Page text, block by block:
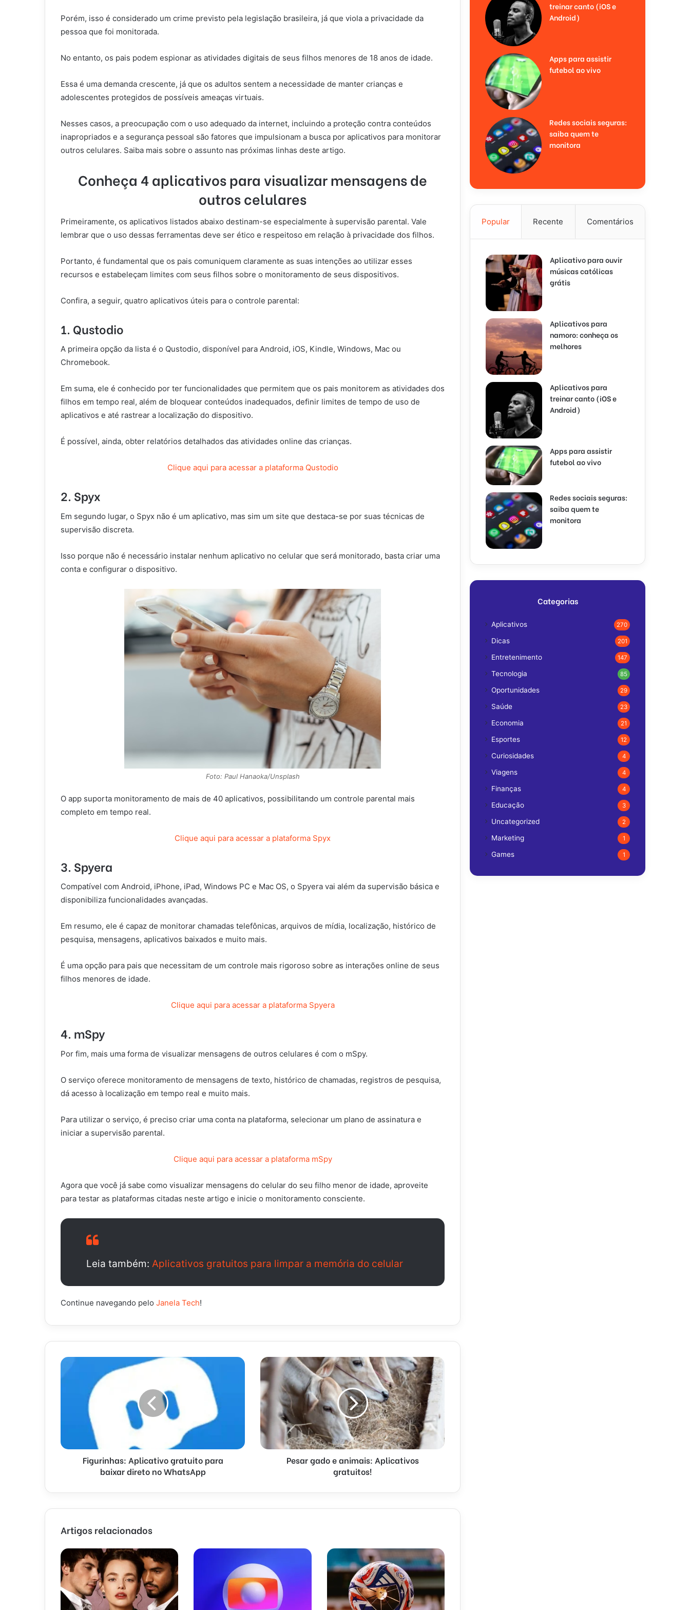
Porém, isso é considerado um crime previsto pela legislação brasileira, já que viola a privacidade da
pessoa que foi monitorada.
No entanto, os pais podem espionar as atividades digitais de seus filhos menores de 18 anos de idade.
Essa é uma demanda crescente, já que os adultos sentem a necessidade de manter crianças e
adolescentes protegidos de possíveis ameaças virtuais.
Nesses casos, a preocupação com o uso adequado da internet, incluindo a proteção contra conteúdos
inapropriados e a segurança pessoal são fatores que impulsionam a busca por aplicativos para monitorar
outros celulares. Saiba mais sobre o assunto nas próximas linhas deste artigo.
Conheça 4 aplicativos para visualizar mensagens de
outros celulares
Primeiramente, os aplicativos listados abaixo destinam-se especialmente à supervisão parental. Vale
lembrar que o uso dessas ferramentas deve ser ético e respeitoso em relação à privacidade dos filhos.
Portanto, é fundamental que os pais comuniquem claramente as suas intenções ao utilizar esses
recursos e estabeleçam limites com seus filhos sobre o monitoramento de seus dispositivos.
Confira, a seguir, quatro aplicativos úteis para o controle parental:
1. Qustodio
A primeira opção da lista é o Qustodio, disponível para Android, iOS, Kindle, Windows, Mac ou
Chromebook.
Em suma, ele é conhecido por ter funcionalidades que permitem que os pais monitorem as atividades dos
filhos em tempo real, além de bloquear conteúdos inadequados, definir limites de tempo de uso de
aplicativos e até rastrear a localização do dispositivo.
É possível, ainda, obter relatórios detalhados das atividades online das crianças.
Clique aqui para acessar a plataforma Qustodio
2. Spyx
Em segundo lugar, o Spyx não é um aplicativo, mas sim um site que destaca-se por suas técnicas de
supervisão discreta.
Isso porque não é necessário instalar nenhum aplicativo no celular que será monitorado, basta criar uma
conta e configurar o dispositivo.
Foto: Paul Hanaoka/Unsplash
O app suporta monitoramento de mais de 40 aplicativos, possibilitando um controle parental mais
completo em tempo real.
Clique aqui para acessar a plataforma Spyx
3. Spyera
Compatível com Android, iPhone, iPad, Windows PC e Mac OS, o Spyera vai além da supervisão básica e
disponibiliza funcionalidades avançadas.
Em resumo, ele é capaz de monitorar chamadas telefônicas, arquivos de mídia, localização, histórico de
pesquisa, mensagens, aplicativos baixados e muito mais.
É uma opção para pais que necessitam de um controle mais rigoroso sobre as interações online de seus
filhos menores de idade.
Clique aqui para acessar a plataforma Spyera
4. mSpy
Por fim, mais uma forma de visualizar mensagens de outros celulares é com o mSpy.
O serviço oferece monitoramento de mensagens de texto, histórico de chamadas, registros de pesquisa,
dá acesso à localização em tempo real e muito mais.
Para utilizar o serviço, é preciso criar uma conta na plataforma, selecionar um plano de assinatura e
iniciar a supervisão parental.
Clique aqui para acessar a plataforma mSpy
Agora que você já sabe como visualizar mensagens do celular do seu filho menor de idade, aproveite
para testar as plataformas citadas neste artigo e inicie o monitoramento consciente.
Leia também: Aplicativos gratuitos para limpar a memória do celular
Continue navegando pelo Janela Tech!
Figurinhas: Aplicativo gratuito para
baixar direto no WhatsApp
Pesar gado e animais: Aplicativos
gratuitos!
Artigos relacionados
treinar canto (iOS e
Android)
Apps para assistir
futebol ao vivo
Redes sociais seguras:
saiba quem te
monitora
Popular Recente Comentários
Aplicativo para ouvir
músicas católicas
grátis
Aplicativos para
namoro: conheça os
melhores
Aplicativos para
treinar canto (iOS e
Android)
Apps para assistir
futebol ao vivo
Redes sociais seguras:
saiba quem te
monitora
Categorias
Aplicativos 270
Dicas 201
Entretenimento 147
Tecnologia 85
Oportunidades 29
Saúde 23
Economia 21
Esportes 12
Curiosidades 4
Viagens 4
Finanças 4
Educação 3
Uncategorized 2
Marketing 1
Games 1